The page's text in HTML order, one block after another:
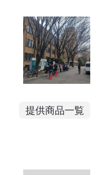
提供商品一覧